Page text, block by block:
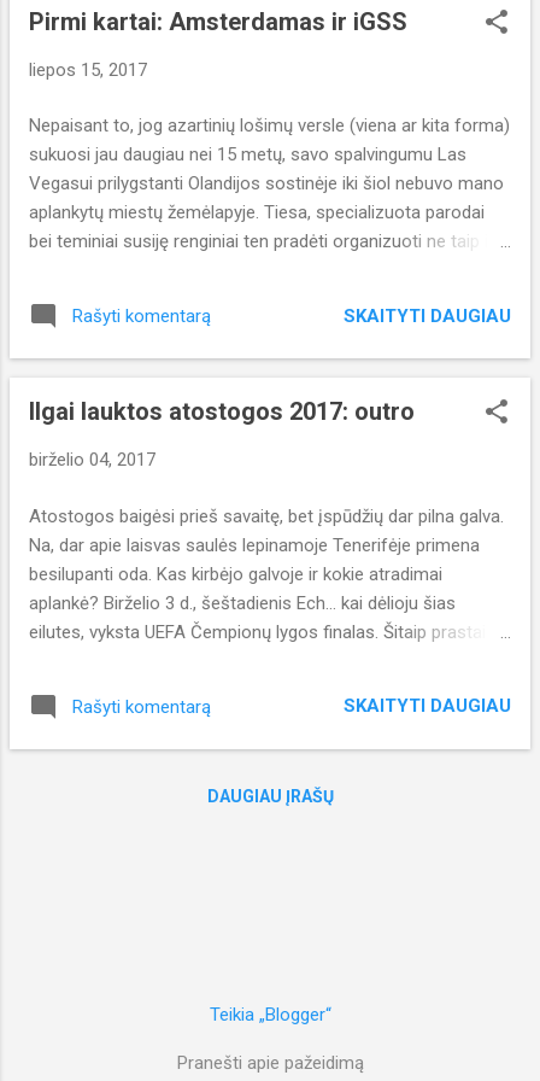
Viskas ganėtinai neblogai klostėsi ir su draugu stabiliai
tunyro paskutinę pertrauką, kuomet likus dvylikai žaidėjų, abu
prizininkų gretas (Top 8). Po beveik valandos, apie ketvirtą
ryto, sliūkinom viešbučio link. Draugas liko vienuoliktas, aš -...
Pirmi kartai: Amsterdamas ir iGSS
liepos 15, 2017
Nepaisant to, jog azartinių lošimų versle (viena ar kita forma)
sukuosi jau daugiau nei 15 metų, savo spalvingumu Las
Vegasui prilygstanti Olandijos sostinėje iki šiol nebuvo mano
aplankytų miestų žemėlapyje. Tiesa, specializuota parodai
bei teminiai susiję renginiai ten pradėti organizuoti ne taip ir
buvo Global Lottery Messenger forumo konferencija,
"sutikimo gėrimai", oficialus "tinklo mezgimo" vakarėlis,
pagrindinė paroda su konferencijomis, uždarymo vakarėlis
post on Instagram Probably #best #capuccino in my life!
#happy - find #DabovSpecialtyCoffee on social networks...
#sharingiscaring #supportsmallbusiness A post shared by
Vytautas Kacerauskas (@kachkis) on Jul 12, 2017 at 9:42am
Rašyti komentarą SKAITYTI DAUGIAU
Ilgai lauktos atostogos 2017: outro
birželio 04, 2017
Atostogos baigėsi prieš savaitę, bet įspūdžių dar pilna galva.
Na, dar apie laisvas saulės lepinamoje Tenerifėje primena
besilupanti oda. Kas kirbėjo galvoje ir kokie atradimai
aplankė? Birželio 3 d., šeštadienis Ech… kai dėlioju šias
eilutes, vyksta UEFA Čempionų lygos finalas. Šitaip prastai
prasilenkiau su dviem 888 padorios struktūros turnyrais,
Tenerifėje per porą dienų “nesulaukiau” Kanarų salų turo, o
pavasariu alsuojančioje saloje… View this post on Instagram
Rašyti komentarą SKAITYTI DAUGIAU
DAUGIAU ĮRAŠŲ
Teikia „Blogger“
Pranešti apie pažeidimą